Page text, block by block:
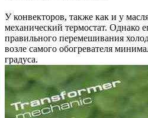
У конвекторов, также как и у
механический термостат. Однако
правильного перемешивания
возле самого обогревателя
градуса.